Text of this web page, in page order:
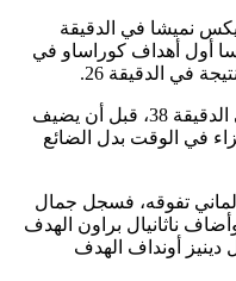
نميشا في الدقيقة
أول أهداف كوراساو في
في الدقيقة 26.
وأعاد نيكو شلوتربيك التقدم لألمانيا في الدقيقة 38، قبل أن يضيف
في الوقت بدل الضائع
تفوقه، فسجل جمال
الهدف الرابع في الدقيقة 47، وأضاف ناثانيال براون الهدف
أحرز البديل دينيز أونداف الهدف